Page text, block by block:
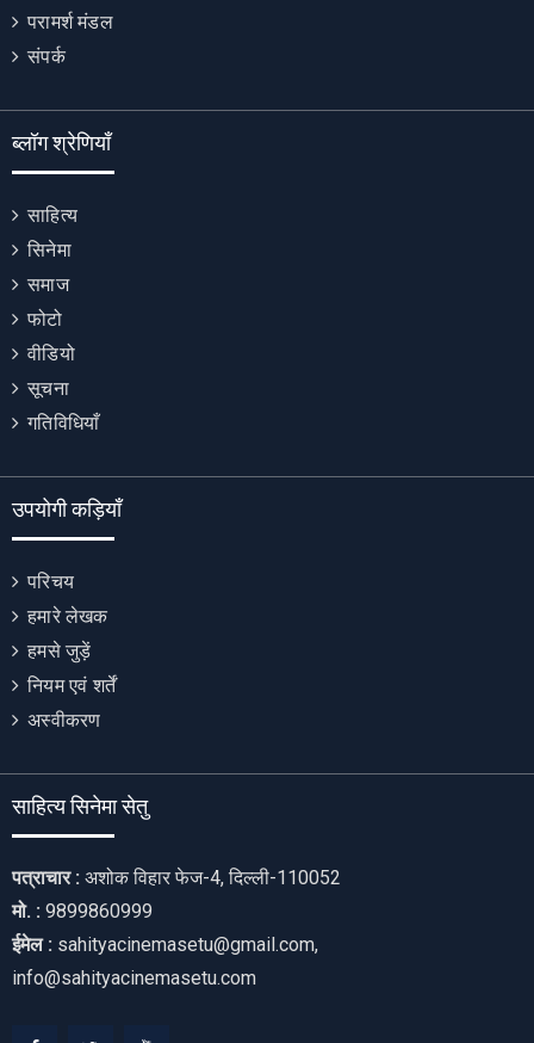
परामर्श मंडल
संपर्क
ब्लॉग श्रेणियाँ
साहित्य
सिनेमा
समाज
फोटो
वीडियो
सूचना
गतिविधियाँ
उपयोगी कड़ियाँ
परिचय
हमारे लेखक
हमसे जुड़ें
नियम एवं शर्तें
अस्वीकरण
साहित्य सिनेमा सेतु
पत्राचार : अशोक विहार फेज-4, दिल्ली-110052
मो. : 9899860999
ईमेल : sahityacinemasetu@gmail.com,
info@sahityacinemasetu.com